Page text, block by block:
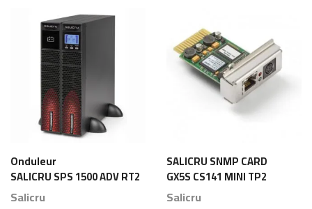
Onduleur
SALICRU SPS 1500 ADV RT2
Maroc
Salicru
SALICRU SNMP CARD
GX5S CS141 MINI TP2
Salicru